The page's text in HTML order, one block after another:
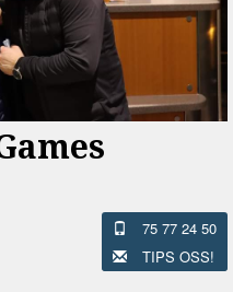
75 77 24 50
TIPS OSS!